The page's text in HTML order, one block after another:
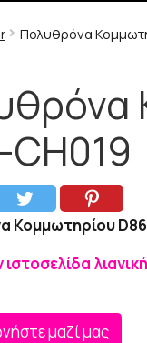
Πολυθρόνα
Κομμωτηρίου
ιστοσελίδα
μαζί μας